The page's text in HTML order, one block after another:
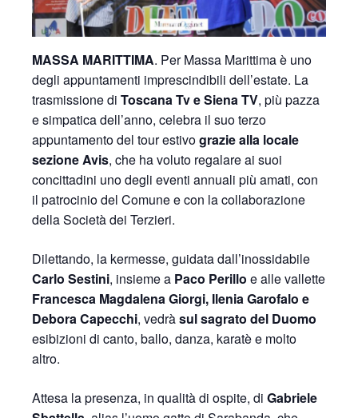
MASSA MARITTIMA. Per Massa Marittima è uno
degli appuntamenti imprescindibili dell’estate. La
trasmissione di Toscana Tv e Siena TV, più pazza
e simpatica dell’anno, celebra il suo terzo
appuntamento del tour estivograzie alla locale
sezione Avis, che ha voluto regalare ai suoi
concittadini uno degli eventi annuali più amati, con
il patrocinio del Comune e con la collaborazione
della Società dei Terzieri.
Dilettando, la kermesse, guidata dall’inossidabile
Carlo Sestini, insieme a Paco Perillo e alle vallette
Francesca Magdalena Giorgi, Ilenia Garofalo e
Debora Capecchi, vedràsul sagrato del Duomo
esibizioni di canto, ballo, danza, karatè e molto
altro.
Attesa la presenza, in qualità di ospite, di Gabriele